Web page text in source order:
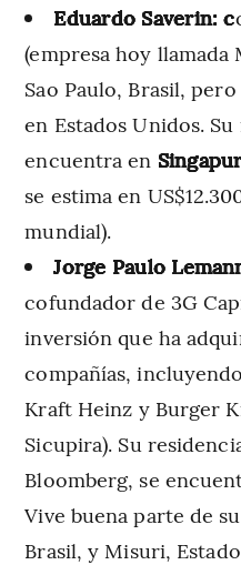
Eduardo Saverin: c
(empresa hoy llamada
Sao Paulo, Brasil,
en Estados Unidos.
encuentra en
se estima en
mundial).
Jorge Paulo
cofundador de 3G
inversión que ha
compañías,
Kraft Heinz y Burger
Sicupira). Su
Bloomberg, se
Vive buena parte de
Brasil, y Misuri,